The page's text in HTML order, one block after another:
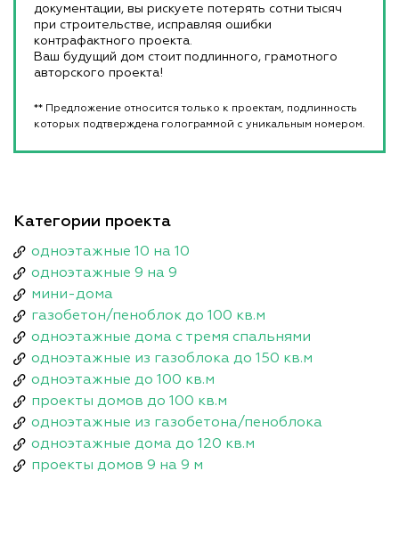
документации, вы рискуете потерять сотни тысяч
при строительстве, исправляя ошибки
контрафактного проекта.
Ваш будущий дом стоит подлинного, грамотного
авторского проекта!
** Предложение относится только к проектам, подлинность
которых подтверждена голограммой с уникальным номером.
Категории проекта
одноэтажные 10 на 10
одноэтажные 9 на 9
мини-дома
газобетон/пеноблок до 100 кв.м
одноэтажные дома с тремя спальнями
одноэтажные из газоблока до 150 кв.м
одноэтажные до 100 кв.м
проекты домов до 100 кв.м
одноэтажные из газобетона/пеноблока
одноэтажные дома до 120 кв.м
проекты домов 9 на 9 м